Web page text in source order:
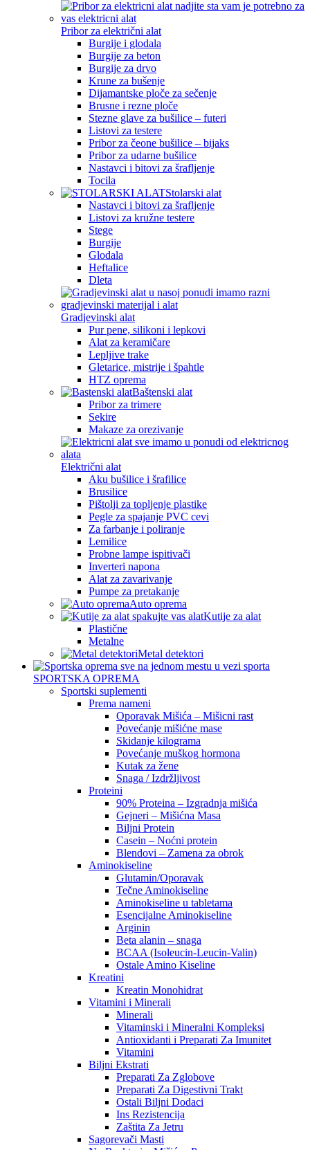
Pribor za električni alat
Burgije i glodala
Burgije za beton
Burgije za drvo
Krune za bušenje
Dijamantske ploče za sečenje
Brusne i rezne ploče
Stezne glave za bušilice – futeri
Listovi za testere
Pribor za čeone bušilice – bijaks
Pribor za udarne bušilice
Nastavci i bitovi za šrafljenje
Tocila
Stolarski alat
Nastavci i bitovi za šrafljenje
Listovi za kružne testere
Stege
Burgije
Glodala
Heftalice
Dleta
Gradjevinski alat
Pur pene, silikoni i lepkovi
Alat za keramičare
Lepljive trake
Gletarice, mistrije i špahtle
HTZ oprema
Baštenski alat
Pribor za trimere
Sekire
Makaze za orezivanje
Električni alat
Aku bušilice i šrafilice
Brusilice
Pištolji za topljenje plastike
Pegle za spajanje PVC cevi
Za farbanje i poliranje
Lemilice
Probne lampe ispitivači
Inverteri napona
Alat za zavarivanje
Pumpe za pretakanje
Auto oprema
Kutije za alat
Plastične
Metalne
Metal detektori
SPORTSKA OPREMA
Sportski suplementi
Prema nameni
Oporavak Mišića – Mišicni rast
Povećanje mišićne mase
Skidanje kilograma
Povećanje muškog hormona
Kutak za žene
Snaga / Izdržljivost
Proteini
90% Proteina – Izgradnja mišića
Gejneri – Mišićna Masa
Biljni Protein
Casein – Noćni protein
Blendovi – Zamena za obrok
Aminokiseline
Glutamin/Oporavak
Tečne Aminokiseline
Aminokiseline u tabletama
Esencijalne Aminokiseline
Arginin
Beta alanin – snaga
BCAA (Isoleucin-Leucin-Valin)
Ostale Amino Kiseline
Kreatini
Kreatin Monohidrat
Vitamini i Minerali
Minerali
Vitaminski i Mineralni Kompleksi
Antioxidanti i Preparati Za Imunitet
Vitamini
Biljni Ekstrati
Preparati Za Zglobove
Preparati Za Digestivni Trakt
Ostali Biljni Dodaci
Ins Rezistencija
Zaštita Za Jetru
Sagorevači Masti